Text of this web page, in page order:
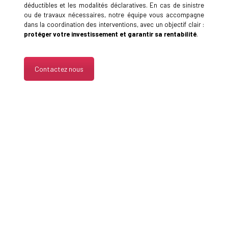
déductibles et les modalités déclaratives. En cas de sinistre
ou de travaux nécessaires, notre équipe vous accompagne
dans la coordination des interventions, avec un objectif clair :
protéger votre investissement et garantir sa rentabilité.
Contactez nous